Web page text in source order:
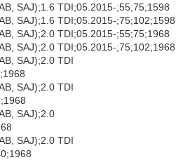
SAJ);1.6 TDI;05.2015-;55;75;1598
SAJ);1.6 TDI;05.2015-;75;102;1598
SAJ);2.0 TDI;05.2015-;55;75;1968
SAJ);2.0 TDI;05.2015-;75;102;1968
SAJ);2.0 TDI
SAJ);2.0 TDI
SAJ);2.0
SAJ);2.0 TDI